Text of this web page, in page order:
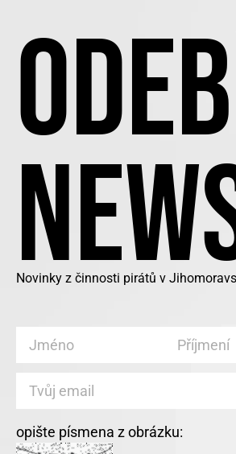
Novinky z činnosti pirátů v
opište písmena z obrázku: